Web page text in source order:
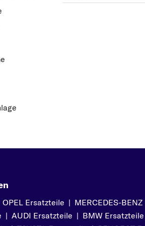
HYUNDAI
OPEL
OPEL Ersatzteile | MERCEDES-
| AUDI Ersatzteile | BMW Ersatzteile